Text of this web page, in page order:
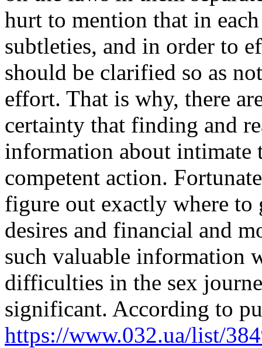
hurt to mention that in each
subtleties, and in order to
should be clarified so as
effort. That is why, there
certainty that finding and
information about intimate
competent action.
figure out exactly where
desires and financial and
such valuable information
difficulties in the sex
significant. According to
https://www.032.ua/list/